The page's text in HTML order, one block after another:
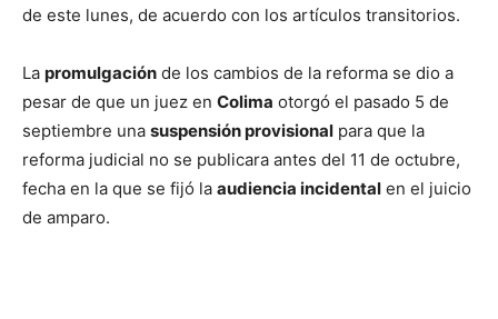
de este lunes, de acuerdo con los artículos transitorios.
La promulgación de los cambios de la reforma se dio a
pesar de que un juez en Colima otorgó el pasado 5 de
septiembre una suspensión provisional para que la
reforma judicial no se publicara antes del 11 de octubre,
fecha en la que se fijó la audiencia incidental en el juicio
de amparo.